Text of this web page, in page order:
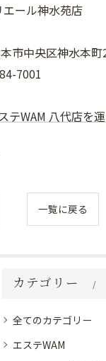
エール神水苑店
市中央区神水本
7001
テWAM 八代店を
一覧に戻る
カテゴリー
全てのカテゴリー
エステWAM